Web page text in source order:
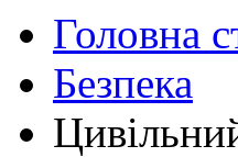
Головна
Безпека